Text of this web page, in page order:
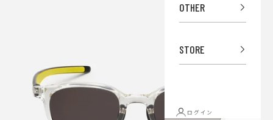
OTHER
STORE
ログイン